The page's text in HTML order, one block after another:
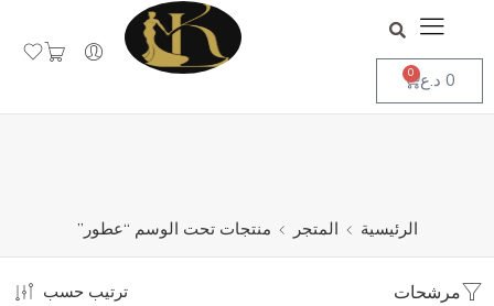
جاهز لاستقبال طلباتكم
0 د.ع 0
الرئيسية المتجر منتجات تحت الوسم “عطور”
مرشحات ترتيب حسب